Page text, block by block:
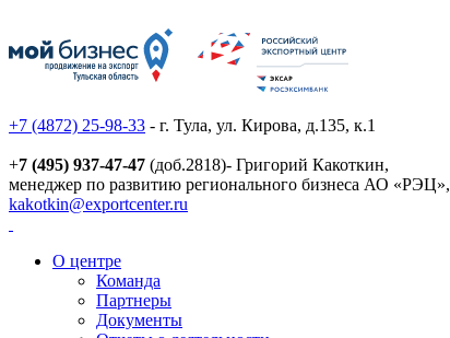
+7 (4872) 25-98-33 - г. Тула, ул. Кирова, д.135, к.1
+7 (495) 937-47-47 (доб.2818)- Григорий Какоткин,
менеджер по развитию регионального бизнеса АО «РЭЦ»,
kakotkin@exportcenter.ru
О центре
Команда
Партнеры
Документы